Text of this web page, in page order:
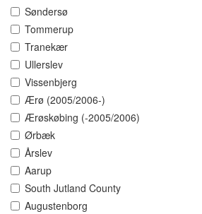
Søndersø
Tommerup
Tranekær
Ullerslev
Vissenbjerg
Ærø (2005/2006-)
Ærøskøbing (-2005/2006)
Ørbæk
Årslev
Aarup
South Jutland County
Augustenborg